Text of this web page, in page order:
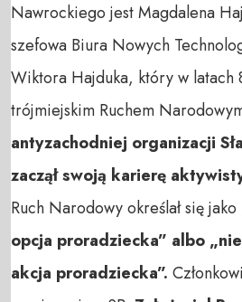
Nawrockiego jest Magdalena
szefowa Biura Nowych
Wiktora Hajduka, który w latach
trójmiejskim Ruchem
antyzachodniej organizacji
zaczął swoją karierę
Ruch Narodowy określał się jako
opcja proradziecka” albo
akcja proradziecka”.